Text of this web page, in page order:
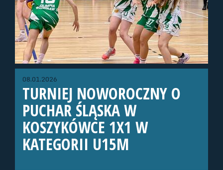
08.01.2026
TURNIEJ NOWOROCZNY O
PUCHAR ŚLĄSKA W
KOSZYKÓWCE 1X1 W
KATEGORII U15M